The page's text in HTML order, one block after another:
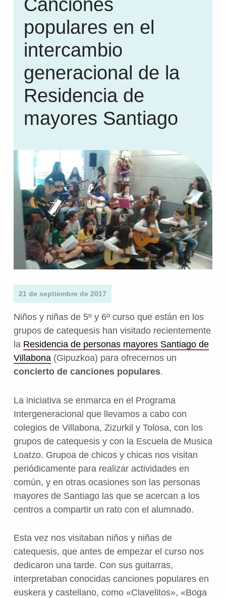
Canciones
populares en el
intercambio
generacional de la
Residencia de
mayores Santiago
21 de septiembre de 2017
Niños y niñas de 5º y 6º curso que están en los
grupos de catequesis han visitado recientemente
la Residencia de personas mayores Santiago de
Villabona(Gipuzkoa) para ofrecernos un
concierto de canciones populares.
La iniciativa se enmarca en el Programa
Intergeneracional que llevamos a cabo con
colegios de Villabona, Zizurkil y Tolosa, con los
grupos de catequesis y con la Escuela de Musica
Loatzo. Grupoa de chicos y chicas nos visitan
periódicamente para realizar actividades en
común, y en otras ocasiones son las personas
mayores de Santiago las que se acercan a los
centros a compartir un rato con el alumnado.
Esta vez nos visitaban niños y niñas de
catequesis, que antes de empezar el curso nos
dedicaron una tarde. Con sus guitarras,
interpretaban conocidas canciones populares en
euskera y castellano, como «Clavelitos», «Boga